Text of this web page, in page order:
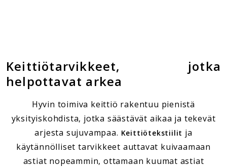
Keittiötarvikkeet, jotka
helpottavat arkea
Hyvin toimiva keittiö rakentuu pienistä
yksityiskohdista, jotka säästävät aikaa ja tekevät
arjesta sujuvampaa. Keittiötekstiilit ja
käytännölliset tarvikkeet auttavat kuivaamaan
astiat nopeammin, ottamaan kuumat astiat